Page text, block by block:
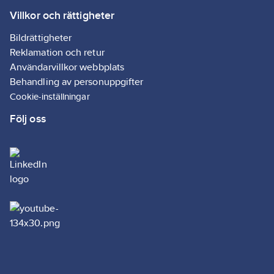
Villkor och rättigheter
Bildrättigheter
Reklamation och retur
Användarvillkor webbplats
Behandling av personuppgifter
Cookie-inställningar
Följ oss